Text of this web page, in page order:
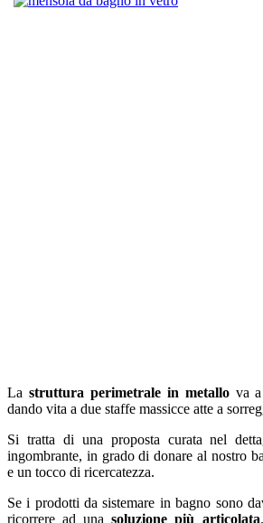
La struttura perimetrale in metallova a
dando vita a due staffe massicce atte a
Si tratta di una proposta curata nel
ingombrante, in grado di donare al nostro
e un tocco di ricercatezza.
Se i prodotti da sistemare in bagno sono
ricorrere ad unasoluzione più articolata